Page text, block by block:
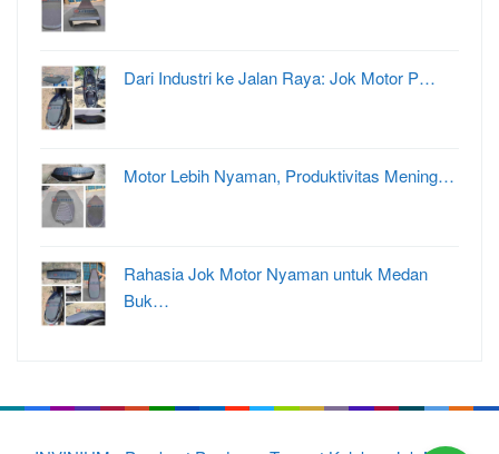
Dari Industri ke Jalan Raya: Jok Motor P…
Motor Lebih Nyaman, Produktivitas Mening…
Rahasia Jok Motor Nyaman untuk Medan
Buk…